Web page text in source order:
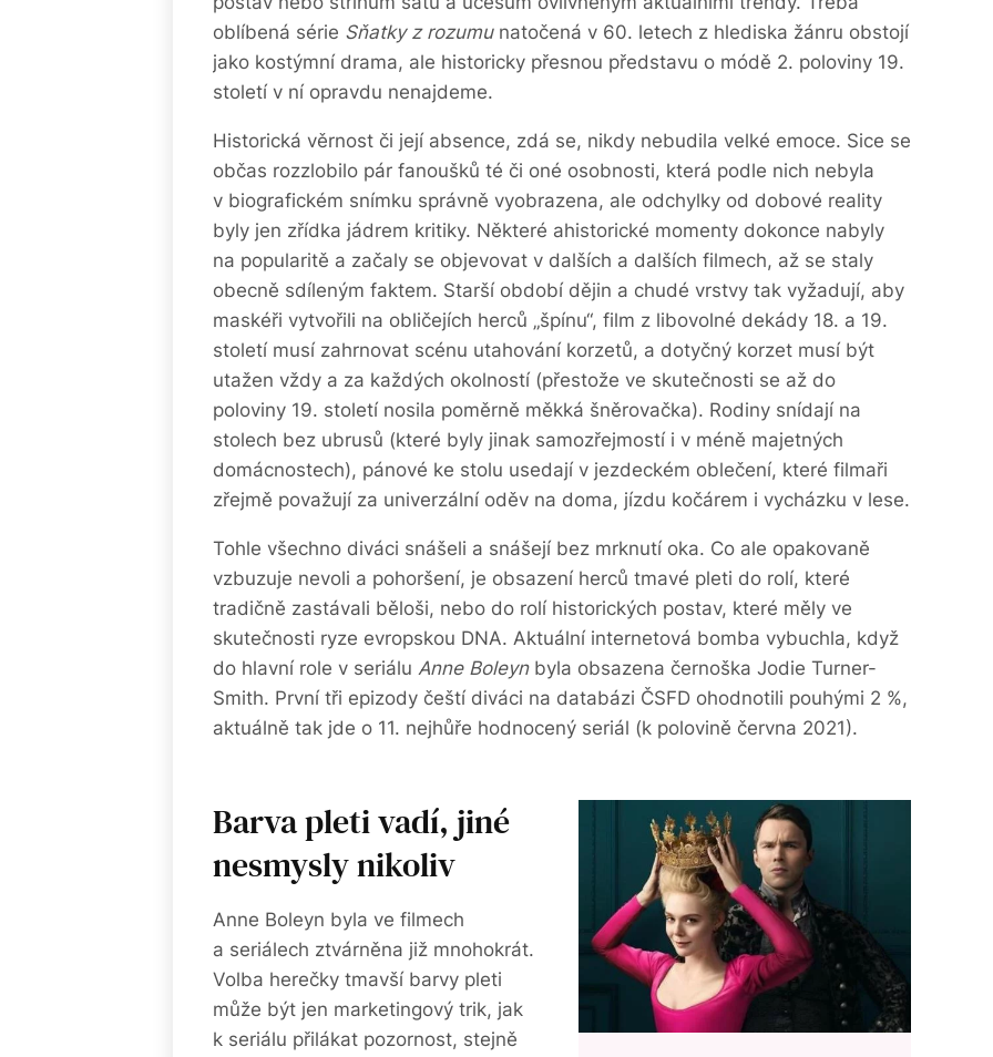
oblíbená série Sňatky z rozumunatočená v 60. letech z hlediska žánru obstojí
jako kostýmní drama, ale historicky přesnou představu o módě 2. poloviny 19.
století v ní opravdu nenajdeme.
Historická věrnost či její absence, zdá se, nikdy nebudila velké emoce. Sice se
občas rozzlobilo pár fanoušků té či oné osobnosti, která podle nich nebyla
v biografickém snímku správně vyobrazena, ale odchylky od dobové reality
byly jen zřídka jádrem kritiky. Některé ahistorické momenty dokonce nabyly
na popularitě a začaly se objevovat v dalších a dalších filmech, až se staly
obecně sdíleným faktem. Starší období dějin a chudé vrstvy tak vyžadují, aby
maskéři vytvořili na obličejích herců „špínu“, film z libovolné dekády 18. a 19.
století musí zahrnovat scénu utahování korzetů, a dotyčný korzet musí být
utažen vždy a za každých okolností (přestože ve skutečnosti se až do
poloviny 19. století nosila poměrně měkká šněrovačka). Rodiny snídají na
stolech bez ubrusů (které byly jinak samozřejmostí i v méně majetných
domácnostech), pánové ke stolu usedají v jezdeckém oblečení, které filmaři
zřejmě považují za univerzální oděv na doma, jízdu kočárem i vycházku v lese.
Tohle všechno diváci snášeli a snášejí bez mrknutí oka. Co ale opakovaně
vzbuzuje nevoli a pohoršení, je obsazení herců tmavé pleti do rolí, které
tradičně zastávali běloši, nebo do rolí historických postav, které měly ve
skutečnosti ryze evropskou DNA. Aktuální internetová bomba vybuchla, když
do hlavní role v seriálu Anne Boleynbyla obsazena černoška Jodie Turner-
Smith. První tři epizody čeští diváci na databázi ČSFD ohodnotili pouhými 2 %,
aktuálně tak jde o 11. nejhůře hodnocený seriál (k polovině června 2021).
Barva pleti vadí, jiné
nesmysly nikoliv
Anne Boleyn byla ve filmech
a seriálech ztvárněna již mnohokrát.
Volba herečky tmavší barvy pleti
může být jen marketingový trik, jak
k seriálu přilákat pozornost, stejně